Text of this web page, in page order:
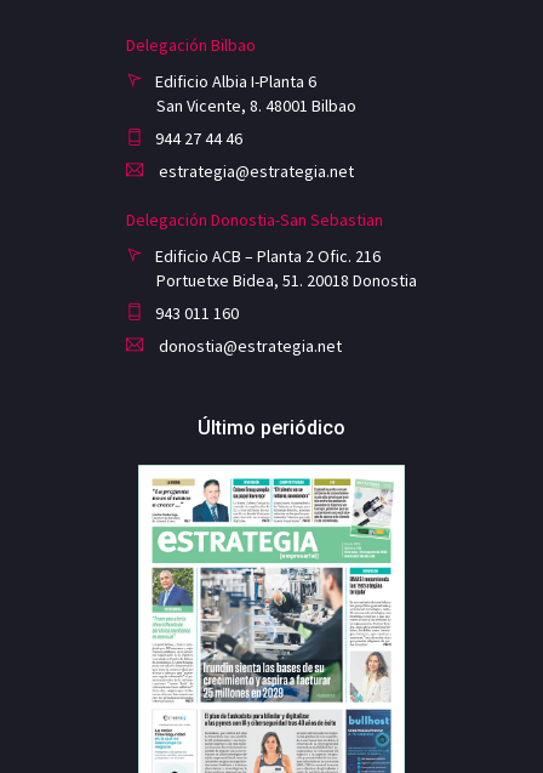
Delegación Bilbao
Edificio Albia I-Planta 6
San Vicente, 8. 48001 Bilbao
944 27 44 46
estrategia@estrategia.net
Delegación Donostia-San Sebastian
Edificio ACB – Planta 2 Ofic. 216
Portuetxe Bidea, 51. 20018 Donostia
943 011 160
donostia@estrategia.net
Último periódico